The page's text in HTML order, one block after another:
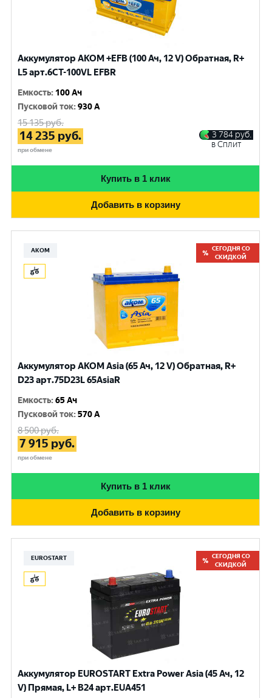
Аккумулятор AKOM +EFB (100 Ач, 12 V) Обратная, R+
L5 арт.6СТ-100VL EFBR
Емкость: 100 Ач
Пусковой ток:930 A
15 135руб.
14 235 руб.
при обмене
3 784 руб.
в Сплит
Купить в 1 клик
Добавить в корзину
АКОМ
СЕГОДНЯ СО
СКИДКОЙ
Аккумулятор AKOM Asia (65 Ач, 12 V) Обратная, R+
D23 арт.75D23L 65AsiaR
Емкость:65 Ач
Пусковой ток:570 A
8 500руб.
7 915 руб.
при обмене
Купить в 1 клик
Добавить в корзину
EUROSTART
СЕГОДНЯ СО
СКИДКОЙ
Аккумулятор EUROSTART Extra Power Asia (45 Ач, 12
V) Прямая, L+ B24 арт.EUA451